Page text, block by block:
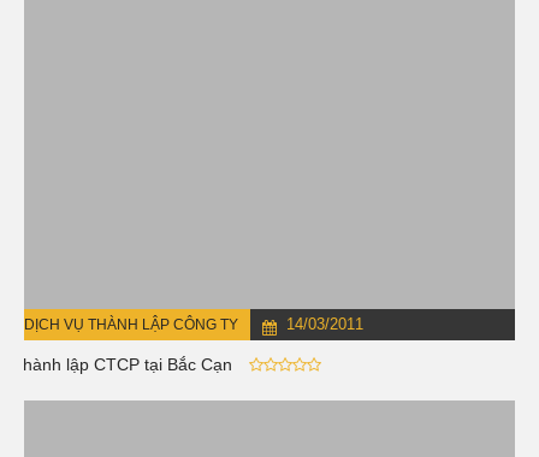
DỊCH VỤ THÀNH LẬP CÔNG TY 14/03/2011
Thành lập CTCP tại Bắc Cạn